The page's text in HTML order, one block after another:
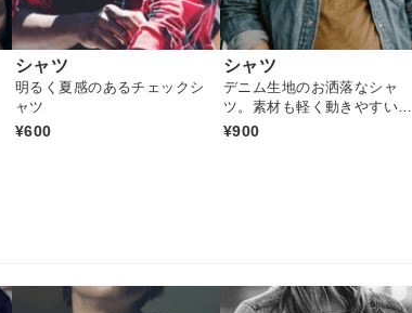
シャツ
明るく夏感のあるチェックシ
ャツ
¥600
シャツ
デニム生地のお洒落なシャ
ツ。素材も軽く動きやすいア
イテムです
¥900